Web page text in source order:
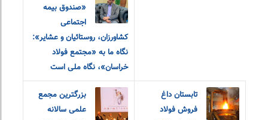
«صندوق بیمه
اجتماعی
کشاورزان، روستائیان و عشایر»:
نگاه ما به «مجتمع فولاد
خراسان»، نگاه ملی است
تابستان داغ
فروش فولاد
بزرگترین مجمع
علمی سالانه